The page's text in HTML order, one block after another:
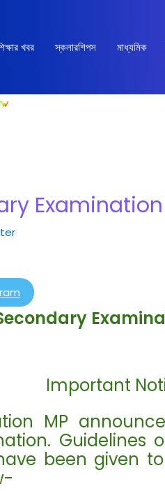
খবর স্কলারশিপস মাধ্যমিক
Important
MP
been given